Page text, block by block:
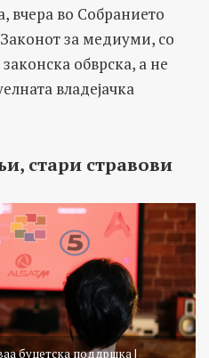
вчера во Собранието
за медиуми, со
обврска, а не
владејачка
стари стравови
буџетска поддршка |